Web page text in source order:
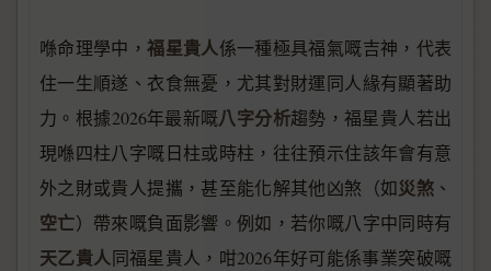
喺命理學中，福星貴人係一種極具福氣嘅吉神，代表
住一生順遂、衣食無憂，尤其對財運同人緣有顯著助
力。根據2026年最新嘅八字分析趨勢，福星貴人若出
現喺四柱八字嘅日柱或時柱，往往預示住該年會有意
外之財或貴人提攜，甚至能化解其他凶煞（如災煞 、
空亡）帶來嘅負面影響。例如，若你嘅八字中同時有
天乙貴人同福星貴人，咁2026年好可能係事業突破嘅